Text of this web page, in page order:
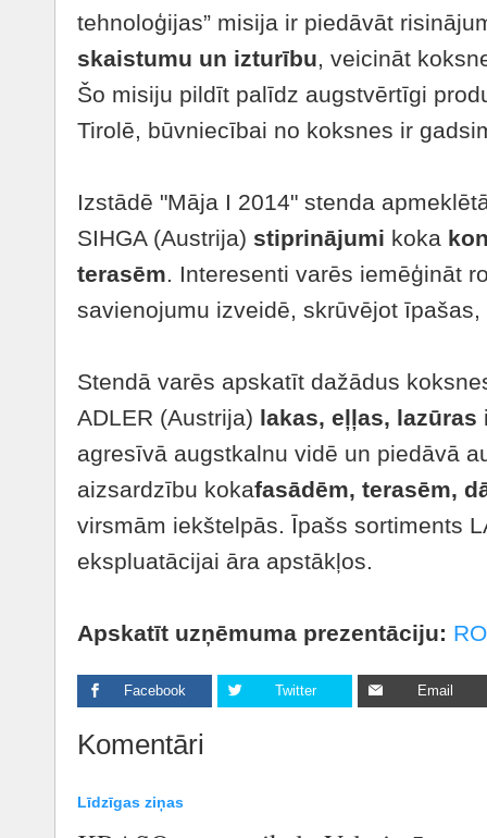
tehnoloģijas” misija ir piedāvāt
skaistumu un izturību, veicināt
Šo misiju pildīt palīdz augstvērtīgi
Tirolē, būvniecībai no koksnes ir
Izstādē "Māja I 2014" stenda
SIHGA (Austrija) stiprinājumi koka
terasēm. Interesenti varēs iemēģināt
savienojumu izveidē, skrūvējot
Stendā varēs apskatīt dažādus
ADLER (Austrija) lakas, eļļas, lazūras
agresīvā augstkalnu vidē un piedāvā
aizsardzību kokafasādēm, terasēm,
virsmām iekštelpās. Īpašs sortiments
ekspluatācijai āra apstākļos.
Apskatīt uzņēmuma prezentāciju:
Facebook Twitter Email
Komentāri
Līdzīgas ziņas